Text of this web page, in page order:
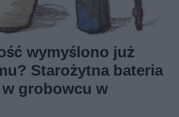
wymyślono już
Starożytna bateria
grobowcu w